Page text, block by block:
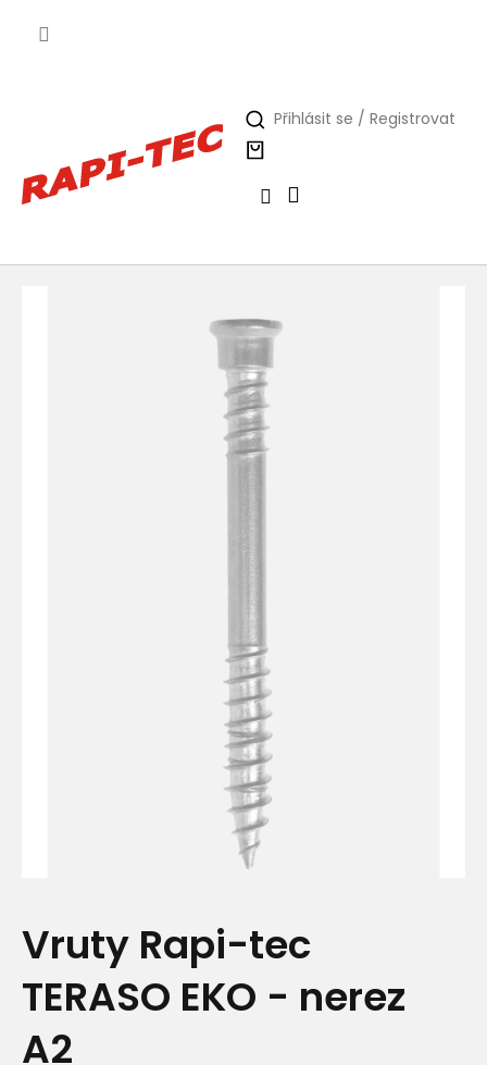
Přihlásit se / Registrovat
Vruty Rapi-tec
TERASO EKO - nerez
A2